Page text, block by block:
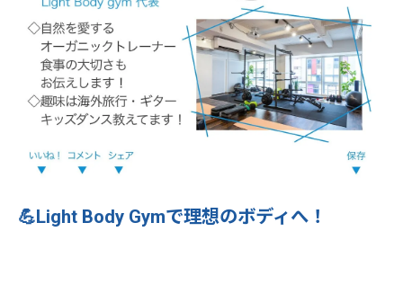
💪Light Body Gymで理想のボディへ！